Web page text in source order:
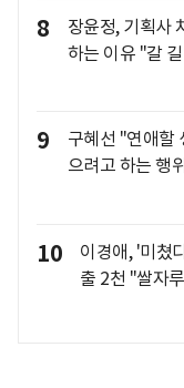
8
장윤정, 기획사
하는 이유 "갈
9
구혜선 "연애할
으려고 하는 행
10
이경애, '미쳤
출 2천 "쌀자